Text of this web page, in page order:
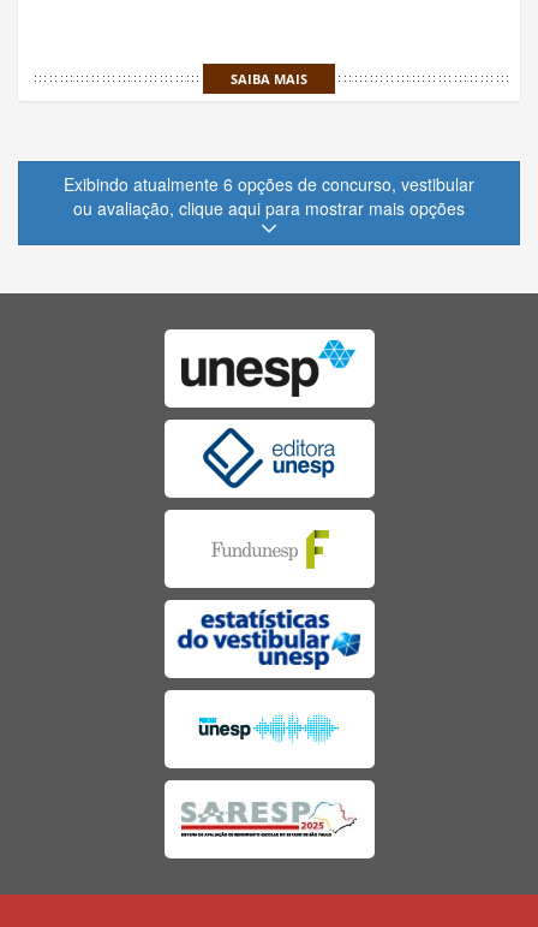
SAIBA MAIS
Exibindo atualmente 6 opções de concurso, vestibular
ou avaliação, clique aqui para mostrar mais opções